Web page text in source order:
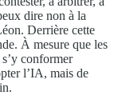
dire non à la
Derrière cette
À mesure que les
conformer
l’IA, mais de